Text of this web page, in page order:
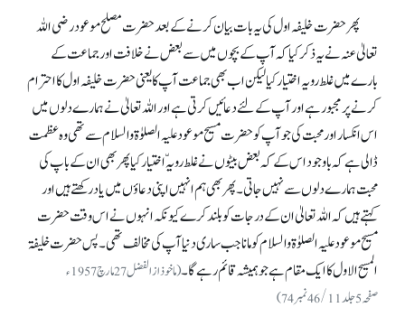
پھر حضرت خلیفہ اول کی یہ بات بیان کرنے کے بعد حضرت مصلح موعود رضی اللہ
تعالیٰ عنہ نے یہ ذکر کیا کہ آپ کے بچوں میں سے بعض نے خلافت اور جماعت کے
بارے میں غلط رویہ اختیار کیا لیکن اب بھی جماعت آپ کا یعنی حضرت خلیفہ اول کا احترام
کرنے پر مجبور ہے اور آپ کے لئے دعائیں کرتی ہے اور اللہ تعالیٰ نے ہمارے دلوں میں
اس انکسار اور محبت کی جو آپ کو حضرت مسیح موعود علیہ الصلوٰۃ والسلام سے تھی وہ عظمت
ڈالی ہے کہ باوجود اس کے کہ بعض بیٹوں نے غلط رویہّ اختیار کیا پھر بھی ان کے باپ کی
محبت ہمارے دلوں سے نہیں جاتی۔ پھر بھی ہم انہیں اپنی دعاؤں میں یاد رکھتے ہیں اور
کہتے ہیں کہ اللہ تعالیٰ ان کے درجات کو بلند کرے کیونکہ انہوں نے اس وقت حضرت
مسیح موعود علیہ الصلوٰۃ والسلام کو مانا جب ساری دنیا آپ کی مخالف تھی۔ پس حضرت خلیفۃ
المسیح الاول کا ایک مقام ہے جو ہمیشہ قائم رہے گا۔
(ماخوذ از الفضل 27 مارچ 1957ء
صفحہ 5جلد46/11نمبر74)